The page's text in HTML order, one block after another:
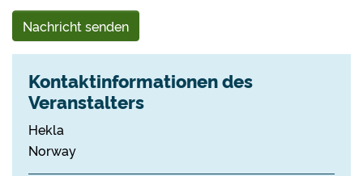
Nachricht senden
Kontaktinformationen des
Veranstalters
Hekla
Norway